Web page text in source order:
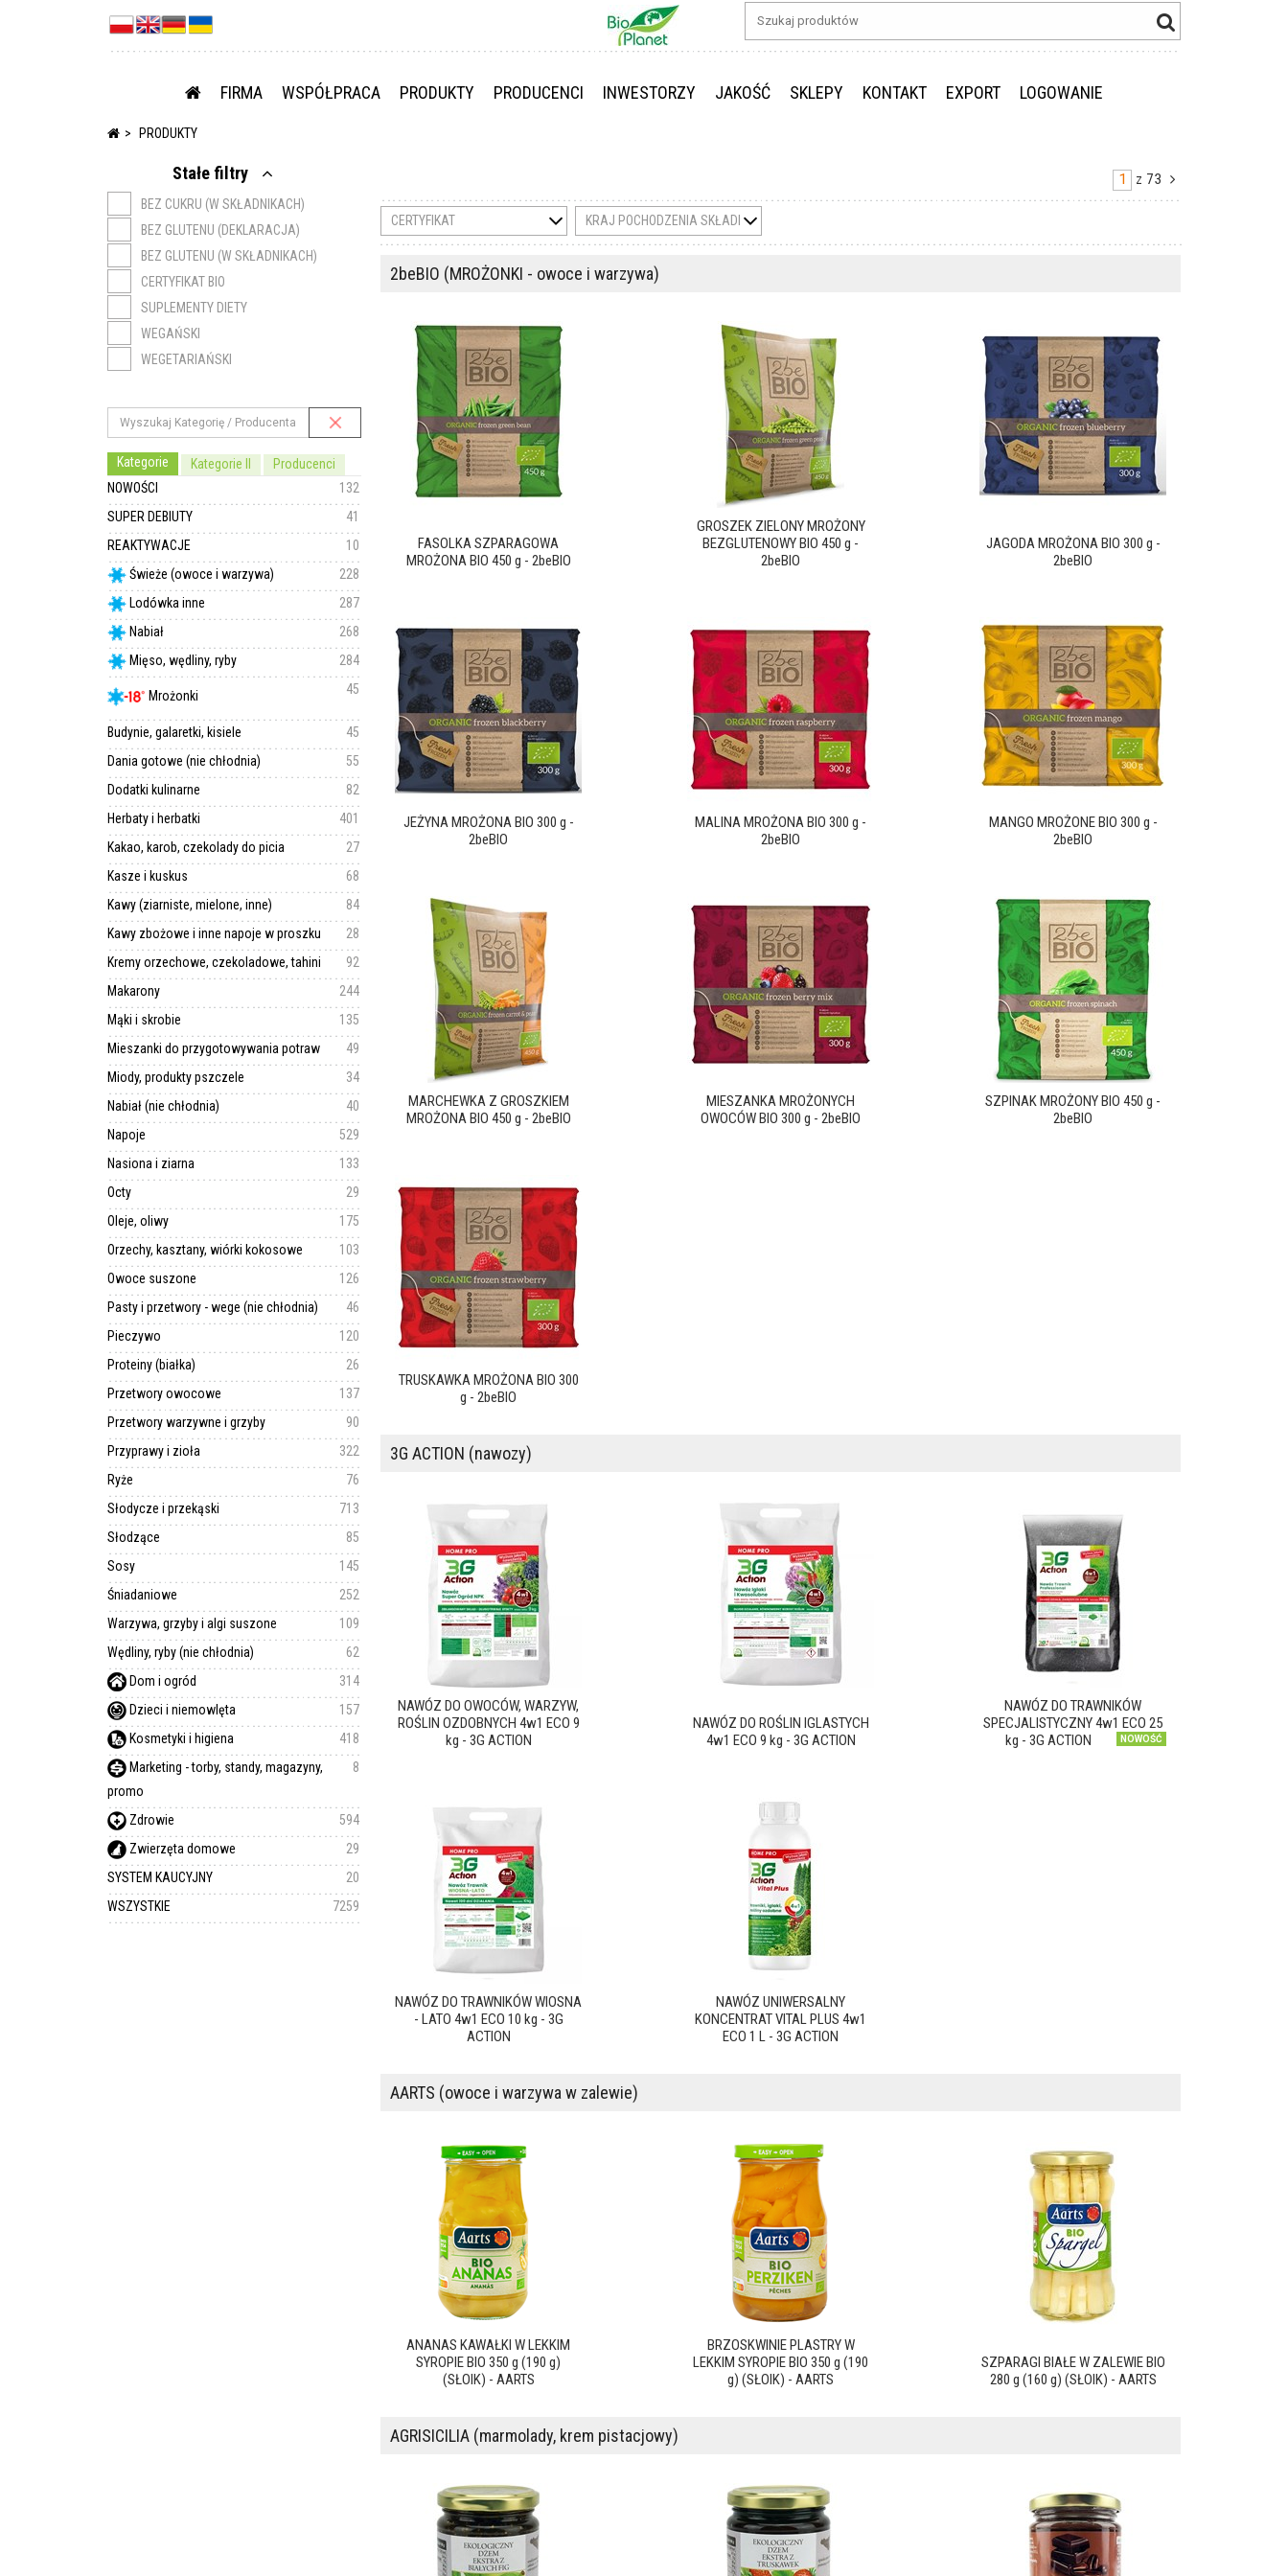
FIRMA WSPÓŁPRACA PRODUKTY PRODUCENCI INWESTORZY JAKOŚĆ SKLEPY KONTAKT EXPORT LOGOWANIE
PRODUKTY
Stałe filtry
BEZ CUKRU (W SKŁADNIKACH)
BEZ GLUTENU (DEKLARACJA)
BEZ GLUTENU (W SKŁADNIKACH)
CERTYFIKAT BIO
SUPLEMENTY DIETY
WEGAŃSKI
WEGETARIAŃSKI
Kategorie Kategorie II
Producenci
132
NOWOŚCI
41
SUPER DEBIUTY
10
REAKTYWACJE
228
Świeże (owoce i warzywa)
287
Lodówka inne
268
Nabiał
284
Mięso, wędliny, ryby
45
Mrożonki
45
Budynie, galaretki, kisiele
55
Dania gotowe (nie chłodnia)
82
Dodatki kulinarne
401
Herbaty i herbatki
27
Kakao, karob, czekolady do picia
68
Kasze i kuskus
84
Kawy (ziarniste, mielone, inne)
28
Kawy zbożowe i inne napoje w proszku
92
Kremy orzechowe, czekoladowe, tahini
244
Makarony
135
Mąki i skrobie
49
Mieszanki do przygotowywania potraw
34
Miody, produkty pszczele
40
Nabiał (nie chłodnia)
529
Napoje
133
Nasiona i ziarna
29
Octy
175
Oleje, oliwy
103
Orzechy, kasztany, wiórki kokosowe
126
Owoce suszone
46
Pasty i przetwory - wege (nie chłodnia)
120
Pieczywo
26
Proteiny (białka)
137
Przetwory owocowe
90
Przetwory warzywne i grzyby
322
Przyprawy i zioła
76
Ryże
713
Słodycze i przekąski
85
Słodzące
145
Sosy
252
Śniadaniowe
109
Warzywa, grzyby i algi suszone
62
Wędliny, ryby (nie chłodnia)
314
Dom i ogród
157
Dzieci i niemowlęta
418
Kosmetyki i higiena
8
Marketing - torby, standy, magazyny,
promo
594
Zdrowie
29
Zwierzęta domowe
20
SYSTEM KAUCYJNY
7259
WSZYSTKIE
z 73
CERTYFIKAT KRAJ POCHODZENIA SKŁADNIKÓW
2beBIO (MROŻONKI - owoce i warzywa)
FASOLKA SZPARAGOWA
MROŻONA BIO 450 g - 2beBIO
GROSZEK ZIELONY MROŻONY
BEZGLUTENOWY BIO 450 g -
2beBIO
JAGODA MROŻONA BIO 300 g -
2beBIO
JEŻYNA MROŻONA BIO 300 g -
2beBIO
MALINA MROŻONA BIO 300 g -
2beBIO
MANGO MROŻONE BIO 300 g -
2beBIO
MARCHEWKA Z GROSZKIEM
MROŻONA BIO 450 g - 2beBIO
MIESZANKA MROŻONYCH
OWOCÓW BIO 300 g - 2beBIO
SZPINAK MROŻONY BIO 450 g -
2beBIO
TRUSKAWKA MROŻONA BIO 300
g - 2beBIO
3G ACTION (nawozy)
NAWÓZ DO OWOCÓW, WARZYW,
ROŚLIN OZDOBNYCH 4w1 ECO 9
kg - 3G ACTION
NAWÓZ DO ROŚLIN IGLASTYCH
4w1 ECO 9 kg - 3G ACTION
NAWÓZ DO TRAWNIKÓW
SPECJALISTYCZNY 4w1 ECO 25
kg - 3G ACTION
NOWOŚĆ
NAWÓZ DO TRAWNIKÓW WIOSNA
- LATO 4w1 ECO 10 kg - 3G
ACTION
NAWÓZ UNIWERSALNY
KONCENTRAT VITAL PLUS 4w1
ECO 1 L - 3G ACTION
AARTS (owoce i warzywa w zalewie)
ANANAS KAWAŁKI W LEKKIM
SYROPIE BIO 350 g (190 g)
(SŁOIK) - AARTS
BRZOSKWINIE PLASTRY W
LEKKIM SYROPIE BIO 350 g (190
g) (SŁOIK) - AARTS
SZPARAGI BIAŁE W ZALEWIE BIO
280 g (160 g) (SŁOIK) - AARTS
AGRISICILIA (marmolady, krem pistacjowy)